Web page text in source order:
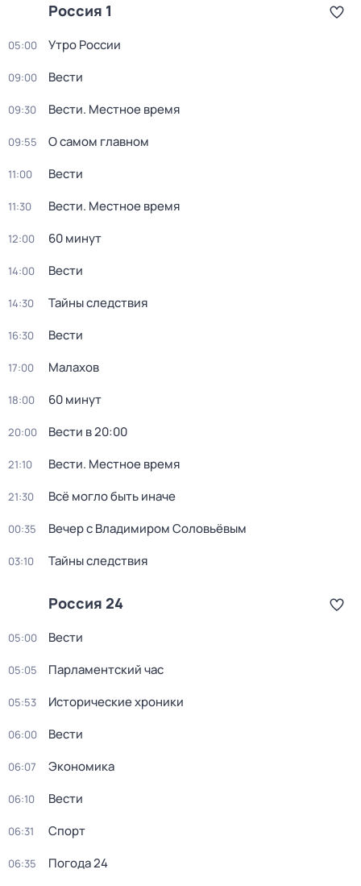
Россия 1
05:00 Утро России
09:00 Вести
09:30 Вести. Местное время
09:55 О самом главном
11:00 Вести
11:30 Вести. Местное время
12:00 60 минут
14:00 Вести
14:30 Тайны следствия
16:30 Вести
17:00 Малахов
18:00 60 минут
20:00 Вести в 20:00
21:10 Вести. Местное время
21:30 Всё могло быть иначе
00:35 Вечер с Владимиром Соловьёвым
03:10 Тайны следствия
Россия 24
05:00 Вести
05:05 Парламентский час
05:53 Исторические хроники
06:00 Вести
06:07 Экономика
06:10 Вести
06:31 Спорт
06:35 Погода 24